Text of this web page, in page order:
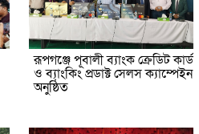
রূপগঞ্জে পূবালী ব্যাংক ক্রেডিট কার্ড
ও ব্যাংকিং প্রডাক্ট সেলস ক্যাম্পেইন
অনুষ্ঠিত